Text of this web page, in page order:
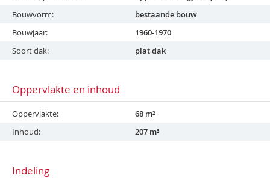
Bouwvorm
bestaande bouw
Bouwjaar
1960-1970
Soort dak
plat dak
Oppervlakte en inhoud
Oppervlakte
68 m²
Inhoud
207 m³
Indeling